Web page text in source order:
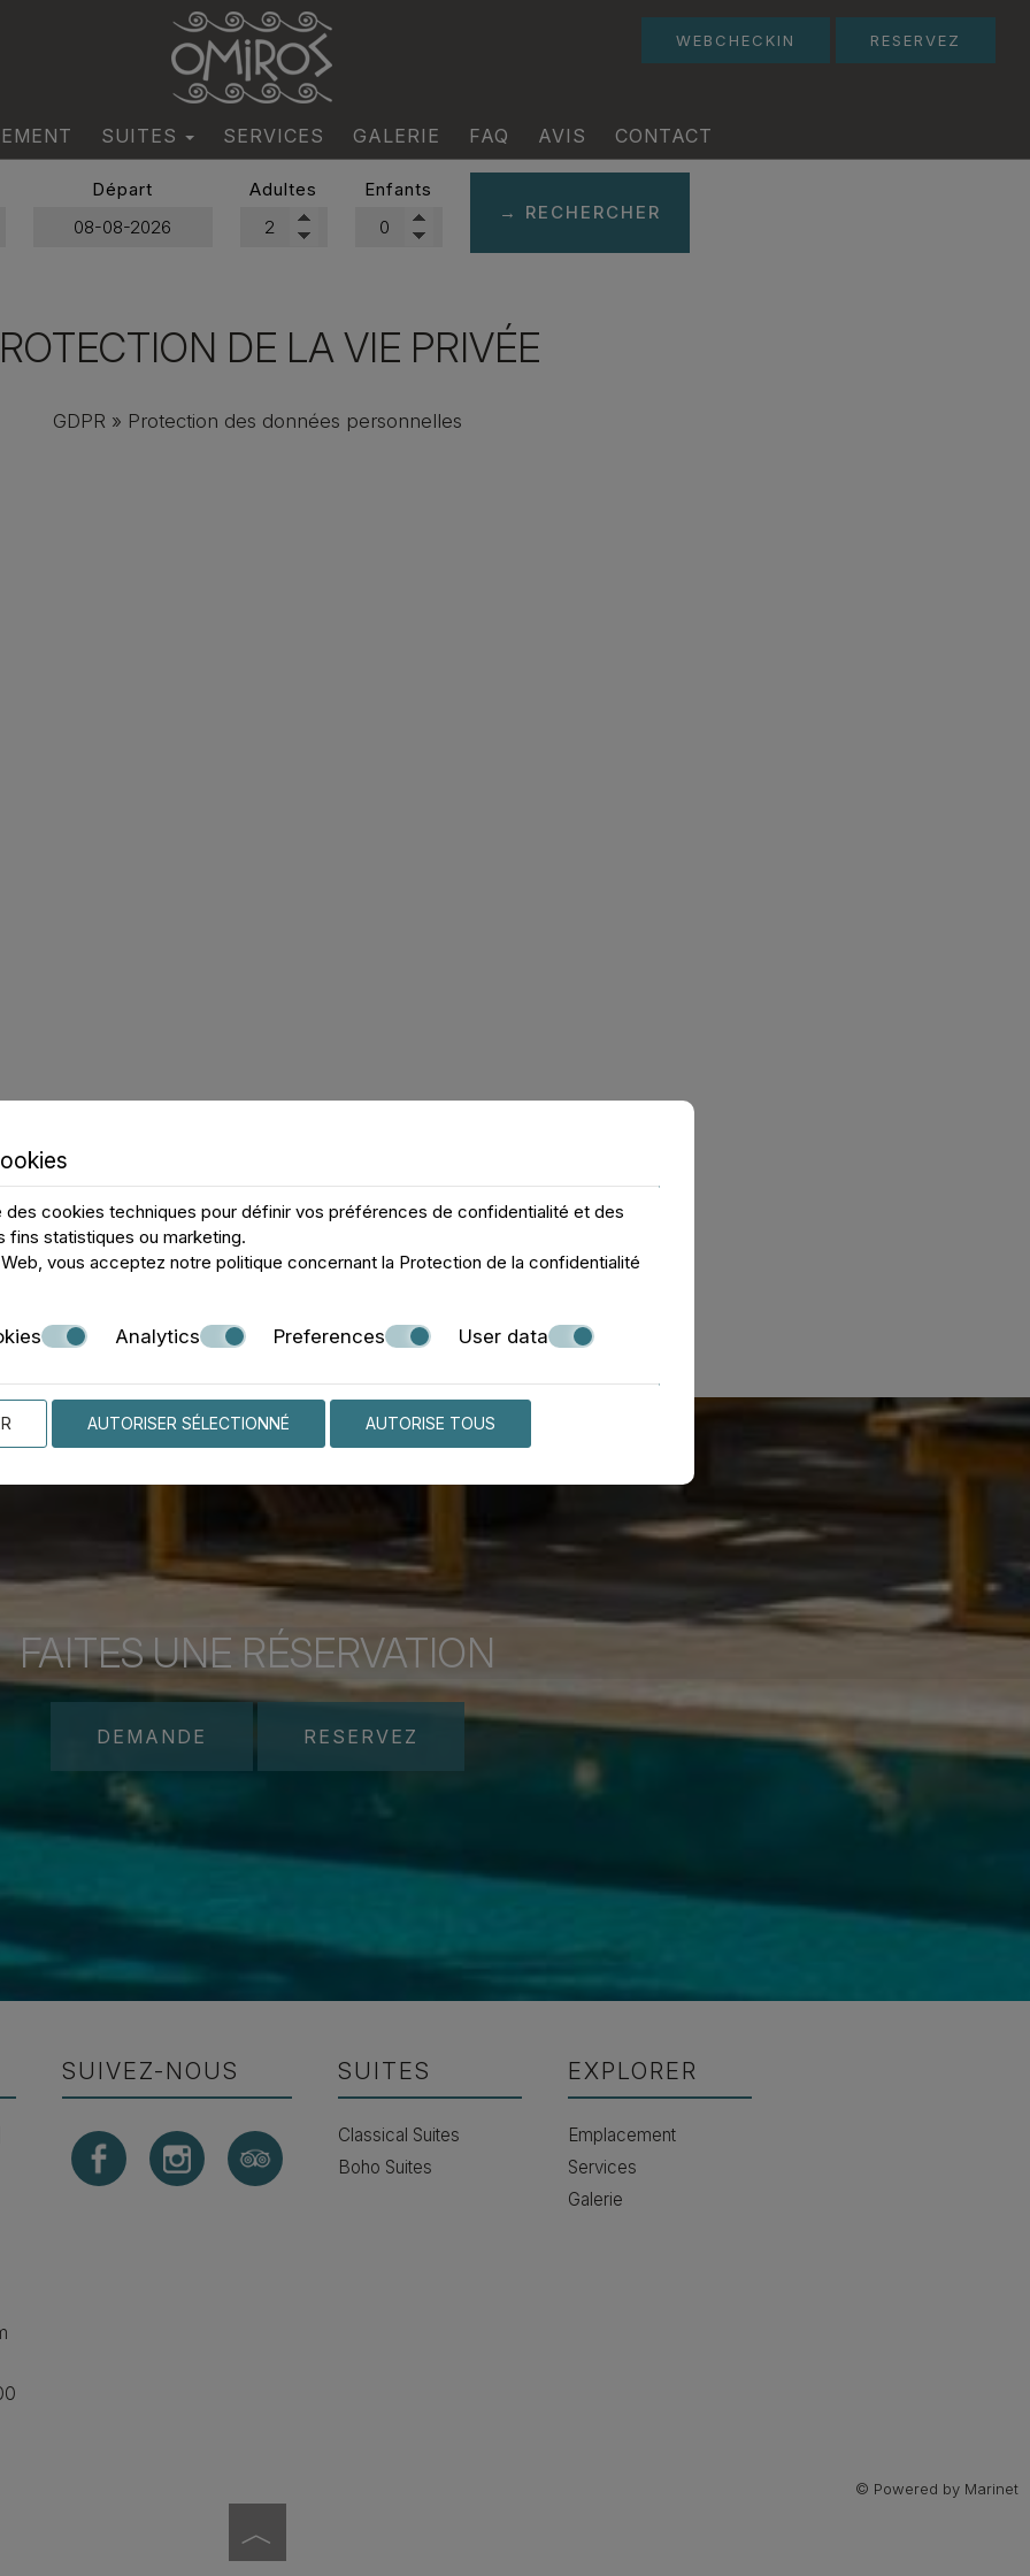
RESERVEZ
WEBCHECKIN
SUITES
Boho Suites
SERVICES GALERIE FAQ AVIS CONTACT
Départ Adultes
Enfants
→ RECHERCHER
DE LA VIE PRIVÉE
GDPR » Protection des données personnelles
PERSONNELLES
je soumets sur ce site web soient incluses dans le fichier de données personnelles que la société tient à jour
et d'un suivi appropriés de ma relation actuelle avec la société, et ce, exclusivement pour cette raison, en
2016/679.
FAITES UNE RÉSERVATION
DEMANDE RESERVEZ
SUIVEZ-NOUS SUITES
Classical Suites
Boho Suites
EXPLORER
Emplacement
Services
Galerie
© Powered by Marinet
︿
des cookies techniques pour définir vos préférences de confidentialité et des
fins statistiques ou marketing.
vous acceptez notre politique concernant la Protection de la confidentialité
Analytics Preferences User data
AUTORISER SÉLECTIONNÉ AUTORISE TOUS